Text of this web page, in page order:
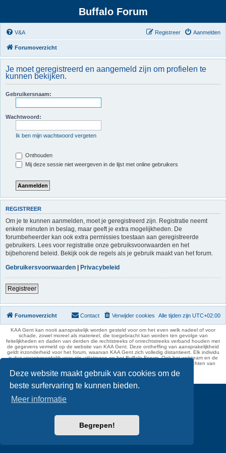
Deze website maakt gebruik van cookies om de
beste surfervaring te kunnen bieden.
Meer informatie
Begrepen!
Buffalo Forum
V&A Aanmelden
Registreer
Forumoverzicht
Je moet geregistreerd en aangemeld zijn om profielen te
kunnen bekijken.
Gebruikersnaam:
Wachtwoord:
Ik ben mijn wachtwoord vergeten
Onthouden
Mij deze sessie niet weergeven in de lijst met online gebruikers
REGISTREER
Om je te kunnen aanmelden, moet je geregistreerd zijn. Registratie neemt
enkele minuten in beslag, maar geeft je extra mogelijkheden. De
forumbeheerder kan ook extra permissies toestaan aan geregistreerde
gebruikers. Lees voor registratie onze gebruiksvoorwaarden en het
bijbehorend beleid. Bekijk ook de regels als je gebruik maakt van het forum.
Gebruikersvoorwaarden | Privacybeleid
Registreer
Forumoverzicht Alle tijden zijn UTC+02:00
Verwijder cookies
Contact
KAA Gent kan nooit aansprakelijk worden gesteld voor om het even welk nadeel of voor
schade, zowel moreel als materieel, die toegebracht kan worden ten gevolge van
feitelijkheden en daden van derden die rechtstreeks of onrechtstreeks verband houden met
de gegevens vermeld op de website van KAA Gent. Deze ontheffing van aansprakelijkheid
geldt inzonderheid voor het forum, waarvan KAA Gent zich volledig distantieert. Elk individu
is dus verantwoordelijk voor zijn uitlatingen op het Buffalo Forum. Ook het webteam en de
moderators kunnen niet aansprakelijk gesteld worden voor de inhoud van berichten van
phpBB Two Factor Authentication ©paul999